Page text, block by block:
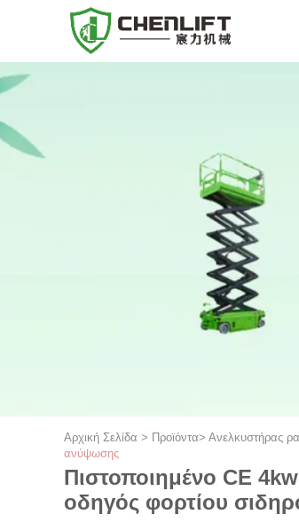
Αρχική Σελίδα > Προϊόντα> Ανελκυστήρας
ανύψωσης
Πιστοποιημένο CE
οδηγός φορτίου